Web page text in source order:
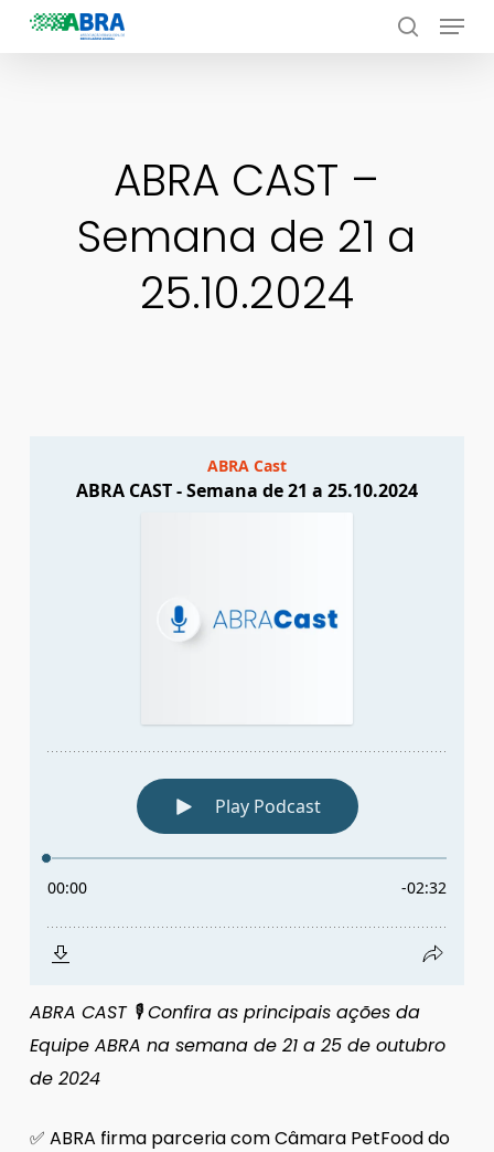
Skip
search
Menu
ABRA CAST –
Semana de 21 a
25.10.2024
ABRA CAST 🎙 Confira as principais ações da
Equipe ABRA na semana de 21 a 25 de outubro
de 2024
✅ ABRA firma parceria com Câmara PetFood do